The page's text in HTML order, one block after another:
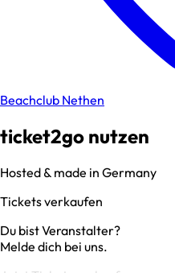
Beachclub Nethen
ticket2go nutzen
Hosted & made in Germany
Tickets verkaufen
Du bist Veranstalter?
Melde dich bei uns.